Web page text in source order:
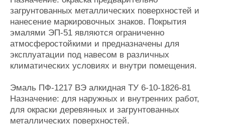
загрунтованных металлических поверхностей и
нанесение маркировочных знаков. Покрытия
эмалями ЭП-51 являются ограниченно
атмосферостойкими и предназначены для
эксплуатации под навесом в различных
климатических условиях и внутри помещения.
Эмаль ПФ-1217 ВЭ алкидная ТУ 6-10-1826-81
Назначение: для наружных и внутренних работ,
для окраски деревянных и загрунтованных
металлических поверхностей.